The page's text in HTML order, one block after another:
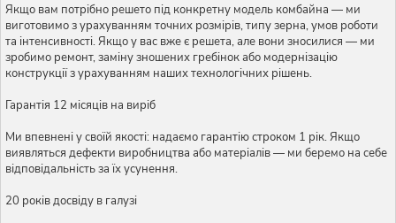
Якщо вам потрібно решето під конкретну модель комбайна — ми
виготовимо з урахуванням точних розмірів, типу зерна, умов роботи
та інтенсивності. Якщо у вас вже є решета, але вони зносилися — ми
зробимо ремонт, заміну зношених гребінок або модернізацію
конструкції з урахуванням наших технологічних рішень.
Гарантія 12 місяців на виріб
Ми впевнені у своїй якості: надаємо гарантію строком 1 рік. Якщо
виявляться дефекти виробництва або матеріалів — ми беремо на себе
відповідальність за їх усунення.
20 років досвіду в галузі